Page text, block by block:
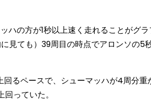
の方が1秒以上速く走れることがグ
見ても）39周目の時点でアロンソの5
るペースで、シューマッハが4周分
っていた。